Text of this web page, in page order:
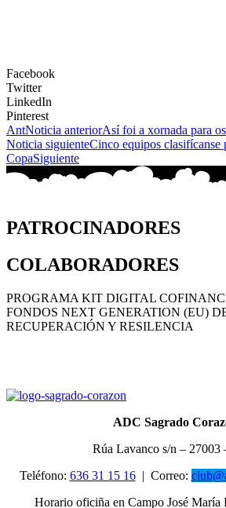
Facebook
Twitter
LinkedIn
Pinterest
AntNoticia anteriorAsí foi a xornada para
Noticia siguienteCinco equipos clasifícanse
CopaSiguiente
PATROCINADORES
COLABORADORES
PROGRAMA KIT DIGITAL
FONDOS NEXT GENERATION (EU)
RECUPERACIÓN Y RESILENCIA
ADC Sagrado
Rúa Lavanco s/n – 27003
Teléfono: 636 31 15 16| Correo:
Horario oficiña en Campo José María